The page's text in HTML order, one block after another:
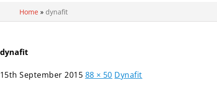
Home » dynafit
dynafit
15th September 2015 88 × 50 Dynafit